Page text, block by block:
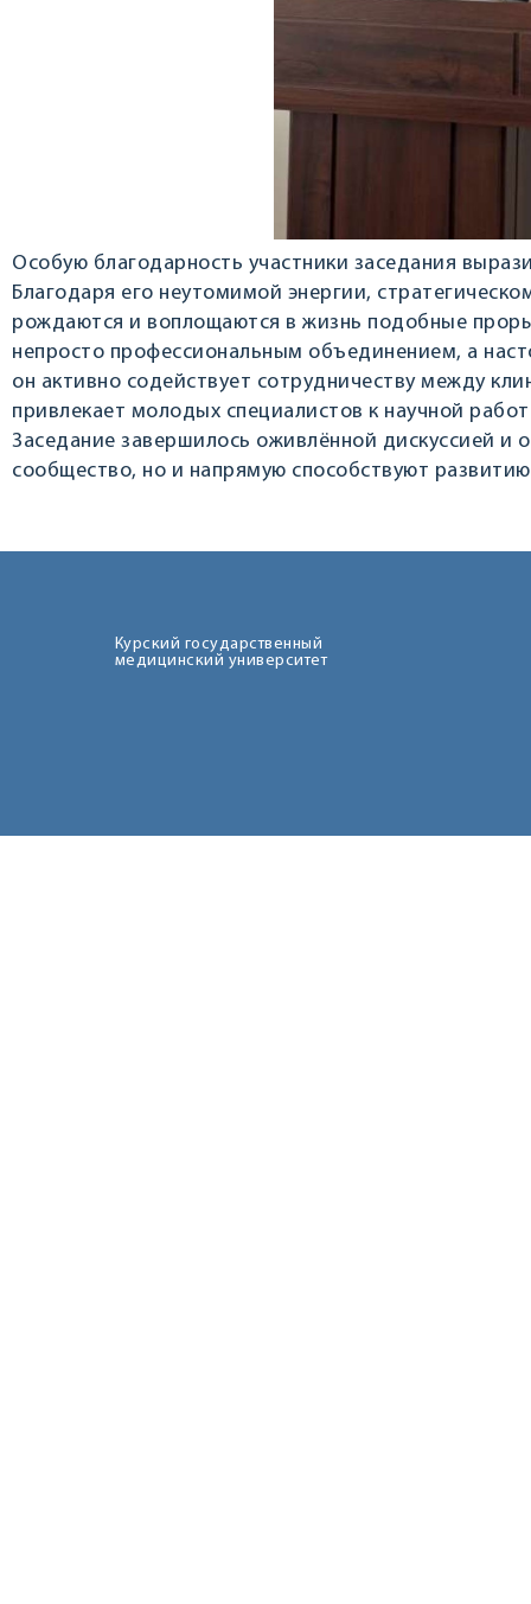
Особую благодарность участники заседания
Благодаря его неутомимой энергии,
рождаются и воплощаются в жизнь подобные
непросто профессиональным объединением, а
он активно содействует сотрудничеству между
привлекает молодых специалистов к научной
Заседание завершилось оживлённой дискуссией
сообщество, но и напрямую способствуют
Курский государственный
медицинский университет